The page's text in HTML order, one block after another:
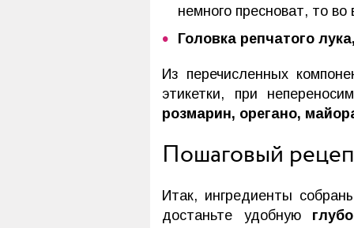
немного пресноват, то
Головка репчатого
Из перечисленных
этикетки, при
розмарин, орегано,
Пошаговый
Итак, ингредиенты
достаньте удобную